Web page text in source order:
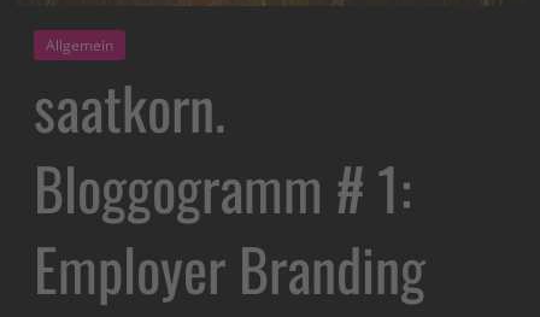
Allgemein
saatkorn.
Bloggogramm # 1:
Employer Branding